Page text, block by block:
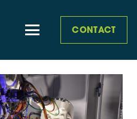
CONTACT